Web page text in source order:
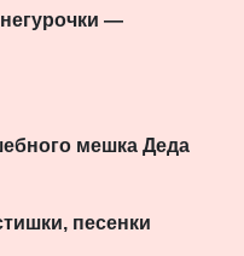
—
мешка Деда
песенки